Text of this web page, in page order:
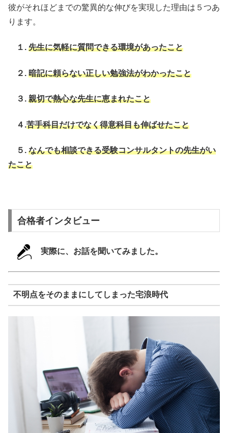
彼がそれほどまでの驚異的な伸びを実現した理由は５つあ
ります。
１. 先生に気軽に質問できる環境があったこと
２. 暗記に頼らない正しい勉強法がわかったこと
３. 親切で熱心な先生に恵まれたこと
４.苦手科目だけでなく得意科目も伸ばせたこと
５. なんでも相談できる受験コンサルタントの先生がい
たこと
合格者インタビュー
実際に、お話を聞いてみました。
不明点をそのままにしてしまった宅浪時代